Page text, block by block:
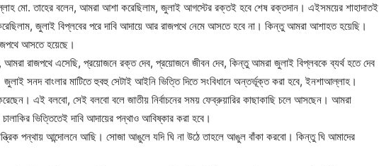
মো. তাহের বলেন, আমরা আশা করেছিলাম, জুলাই আগস্টের রক্তই হবে শেষ রক্তদান। এইসময়ের শাহাদাতই
জুলাই বিপ্লবের পরে দাবি আদায়ে আর রাজপথে নেমে আসতে হবে না। কিন্তু আমরা আশাহত হয়েছি।
আসতে হয়েছে।
আমরা রাজপথে এসেছি, প্রয়োজনে রক্ত দেব, প্রয়োজনে জীবন দেব, কিন্তু আমরা জুলাই বিপ্লবকে ব্যর্থ হতে দেব
জুলাই সনদ বাংলার মাটিতে হুবহু সেটাই আইনি ভিত্তি দিতে সংবিধানে অন্তর্ভূক্ত করা হবে, ইনশাআল্লাহ।
এই বলবো, সেই বলবো বলে জাতীয় নির্বাচনের সময় ফেব্রুয়ারির কাছাকাছি চলে আসছেন। আমরা
ভিত্তিতেই দাবি আদায়ের পন্থাও আবিষ্কার করা হবে।
পন্থায় আন্দোলনে আছি। সোজা আঙুলে যদি ঘি না উঠে তাহলে আঙুল বাঁকা করবো। কিন্তু ঘি আমাদের